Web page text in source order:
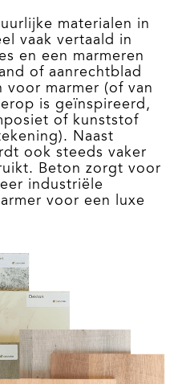
materialen in
vaak vertaald in
en een marmeren
of aanrechtblad
voor marmer (of van
is geïnspireerd,
of kunststof
Naast
ook steeds vaker
Beton zorgt voor
industriële
voor een luxe